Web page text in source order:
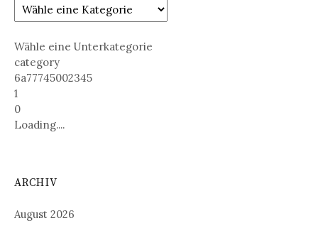
Wähle eine Unterkategorie
category
6a77745002345
1
0
Loading....
ARCHIV
August 2026